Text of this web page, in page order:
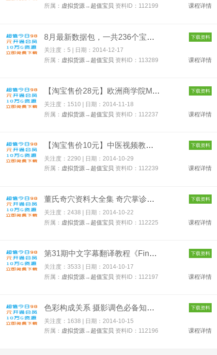
所属： 虚拟货源→ 超值宝贝 资料ID：112199 课程详情
8月最新数据包，一共236个宝贝【筛选版本168个】 113289 下载资料
关注度：5 | 日期：2014-12-17
所属： 虚拟货源→ 超值宝贝 资料ID：113289 课程详情
【淘宝售价28元】欧洲商学院MBA教程 MBA现代企业高级管理人员培训... 下载资料
关注度：1510 | 日期：2014-11-18
所属： 虚拟货源→ 超值宝贝 资料ID：112237 课程详情
【淘宝售价10元】中医视频教程 中医养生视频全集 112239 下载资料
关注度：2290 | 日期： 2014-10-29
所属： 虚拟货源→ 超值宝贝 资料ID：112239 课程详情
董氏奇穴资料大全集 奇穴掌诊针灸刺血手针验方笔记文献视频 4.1G... 下载资料
关注度：2438 | 日期：2014-10-22
所属： 虚拟货源→ 超值宝贝 资料ID：112225 课程详情
第31期中文字幕翻译教程《Final Cut Pro X商业广告剪辑教程》 11... 下载资料
关注度：3533 | 日期：2014-10-17
所属： 虚拟货源→ 超值宝贝 资料ID：112197 课程详情
色彩构成关系 摄影调色必备知识 色彩创作教程 中文字幕 112196 下载资料
关注度：1638 | 日期： 2014-10-15
所属： 虚拟货源→ 超值宝贝 资料ID：112196 课程详情